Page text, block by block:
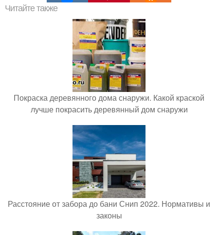
Читайте также
Покраска деревянного дома снаружи. Какой краской
лучше покрасить деревянный дом снаружи
Расстояние от забора до бани Снип 2022. Нормативы и
законы